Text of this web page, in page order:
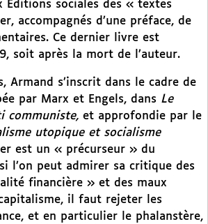
Éditions sociales des « textes
accompagnés d’une préface, de
Ce dernier livre est
soit après la mort de l’auteur.
Armand s’inscrit dans le cadre de
par Marx et Engels, dans Le
communiste, et approfondie par le
utopique et socialisme
est un « précurseur » du
l’on peut admirer sa critique des
financière » et des maux
il faut rejeter les
et en particulier le phalanstère,